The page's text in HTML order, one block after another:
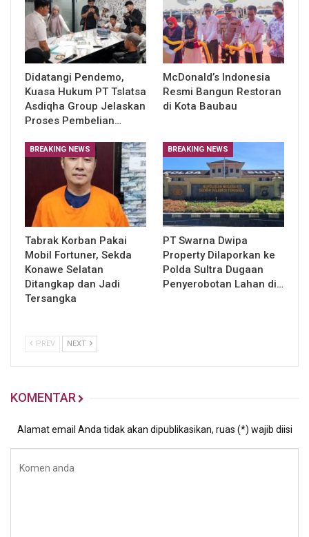
Didatangi Pendemo,
Kuasa Hukum PT Tslatsa
Asdiqha Group Jelaskan
Proses Pembelian…
McDonald’s Indonesia
Resmi Bangun Restoran
di Kota Baubau
BREAKING NEWS
Tabrak Korban Pakai
Mobil Fortuner, Sekda
Konawe Selatan
Ditangkap dan Jadi
Tersangka
BREAKING NEWS
PT Swarna Dwipa
Property Dilaporkan ke
Polda Sultra Dugaan
Penyerobotan Lahan di…
PREV NEXT
KOMENTAR
Alamat email Anda tidak akan dipublikasikan, ruas (*) wajib diisi